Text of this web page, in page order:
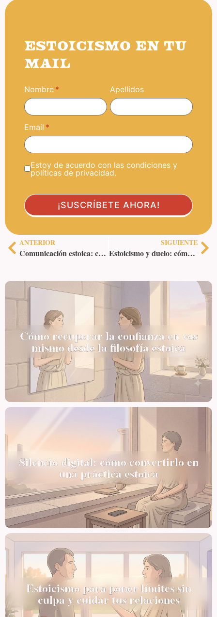
ESTOICISMO EN TU
MAIL
Nombre Apellidos
Email
Estoy de acuerdo con las condiciones y
políticas de privacidad.
ANTERIOR
Comunicación estoica: cómo discutir sin perder la calma y convencer con virtud
SIGUIENTE
Estoicismo y duelo: cómo afrontar la pérdida con sabiduría, gratitud y fortaleza interior
Cómo recuperar la confianza en vos
mismo desde la filosofía estoica
Silencio digital: cómo convertirlo en
una práctica estoica
Estoicismo para poner límites sin
culpa y cuidar tus relaciones